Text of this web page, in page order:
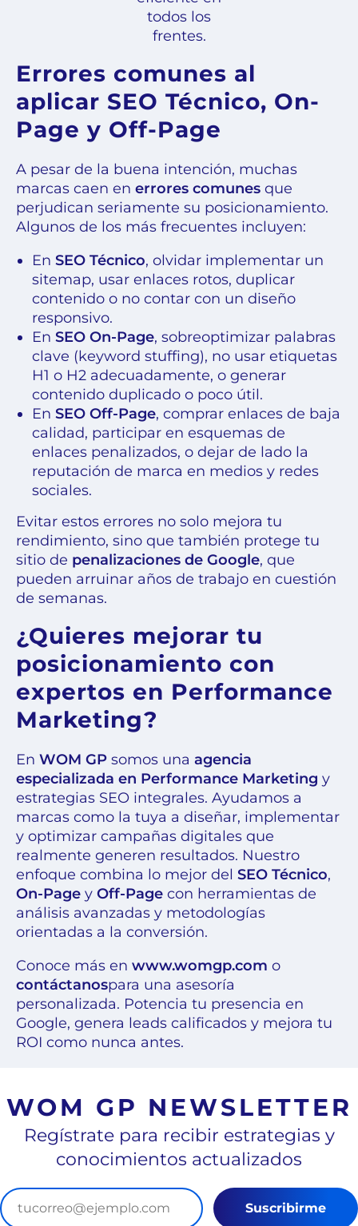
todos los
frentes.
Errores comunes al
aplicar SEO Técnico, On-
Page y Off-Page
A pesar de la buena intención, muchas
marcas caen en errores comunes que
perjudican seriamente su posicionamiento.
Algunos de los más frecuentes incluyen:
En SEO Técnico, olvidar implementar un
sitemap, usar enlaces rotos, duplicar
contenido o no contar con un diseño
responsivo.
En SEO On-Page, sobreoptimizar palabras
clave (keyword stuffing), no usar etiquetas
H1 o H2 adecuadamente, o generar
contenido duplicado o poco útil.
En SEO Off-Page, comprar enlaces de baja
calidad, participar en esquemas de
enlaces penalizados, o dejar de lado la
reputación de marca en medios y redes
sociales.
Evitar estos errores no solo mejora tu
rendimiento, sino que también protege tu
sitio de penalizaciones de Google, que
pueden arruinar años de trabajo en cuestión
de semanas.
¿Quieres mejorar tu
posicionamiento con
expertos en Performance
Marketing?
En WOM GP somos una agencia
especializada en Performance Marketing y
estrategias SEO integrales. Ayudamos a
marcas como la tuya a diseñar, implementar
y optimizar campañas digitales que
realmente generen resultados. Nuestro
enfoque combina lo mejor del SEO Técnico,
On-Page y Off-Page con herramientas de
análisis avanzadas y metodologías
orientadas a la conversión.
Conoce más en www.womgp.com o
contáctanospara una asesoría
personalizada. Potencia tu presencia en
Google, genera leads calificados y mejora tu
ROI como nunca antes.
WOM GP NEWSLETTER
Regístrate para recibir estrategias y
conocimientos actualizados
Suscribirme